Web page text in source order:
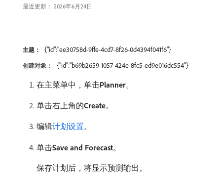
最近更新： 2026年6月24日
主题： {"id":"ee30758d-9ffe-4cd7-8f26-0d4394f041f6"}
创建对象： {"id":"b69b2659-1057-424e-8fc5-ed9e016dc554"}
在主菜单中，单击​Planner。
单击右上角的​Create。
编辑计划设置。
单击​Save and Forecast。
保存计划后，将显示预测输出。